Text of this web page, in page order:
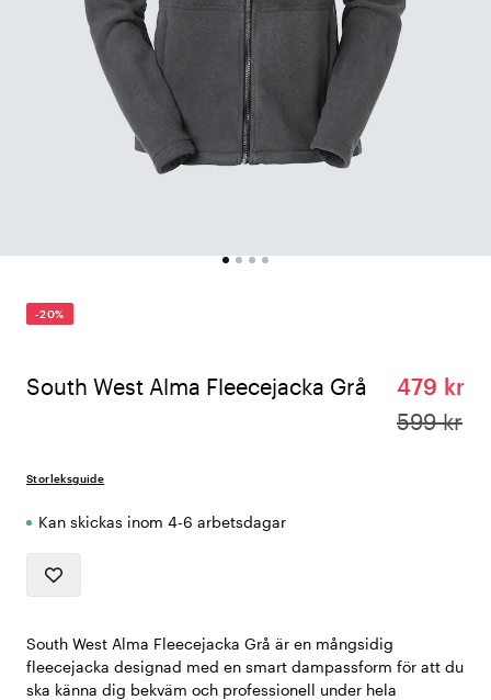
-20%
South West Alma Fleecejacka Grå
479 kr
599 kr
Storleksguide
Kan skickas inom 4-6 arbetsdagar
South West Alma Fleecejacka Grå är en mångsidig
fleecejacka designad med en smart dampassform för att du
ska känna dig bekväm och professionell under hela